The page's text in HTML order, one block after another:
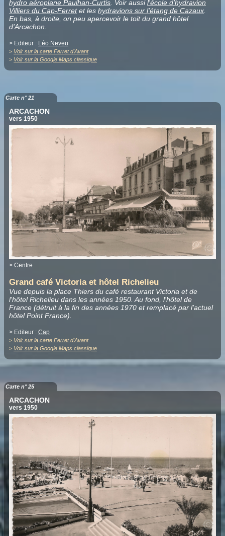
hydro aéroplane Paulhan-Curtis. Voir aussil'école d'hydravion
Villiers du Cap-Ferretet les hydravions sur l'étang de Cazaux.
En bas, à droite, on peu apercevoir le toit du grand hôtel
d'Arcachon.
> Editeur : Léo Neveu
> Voir sur la carte Ferret d'Avant
> Voir sur la Google Maps classique
Carte n° 21
ARCACHON
vers 1950
> Centre
Grand café Victoria et hôtel Richelieu
Vue depuis la place Thiers du café restaurant Victoria et de
l'hôtel Richelieu dans les années 1950. Au fond, l'hôtel de
France (détruit à la fin des années 1970 et remplacé par l'actuel
hôtel Point France).
> Editeur : Cap
> Voir sur la carte Ferret d'Avant
> Voir sur la Google Maps classique
Carte n° 25
ARCACHON
vers 1950